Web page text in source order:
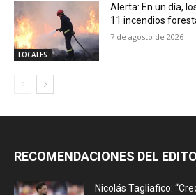
LOCALES
Alerta: En un día,
11 incendios
7 de agosto de 2026
RECOMENDACIONES DEL
Nicolás Tagliafico: